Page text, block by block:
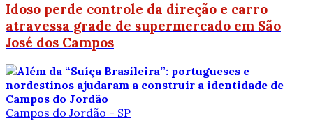
Idoso perde controle da direção e carro
atravessa grade de supermercado em São
José dos Campos
Campos do Jordão - SP